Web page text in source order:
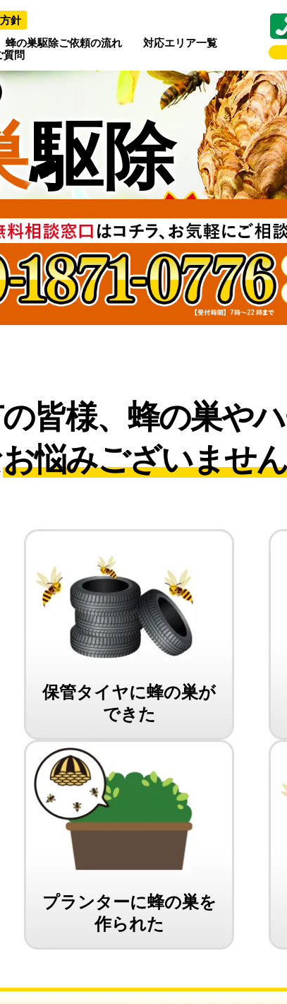
針
蜂の巣駆除ご依頼の流れ
対応エリア一覧
質問
駆除
皆様、 蜂の巣や
お悩みございませ
保管タイヤに蜂の巣が
できた
プランターに蜂の巣を
作られた